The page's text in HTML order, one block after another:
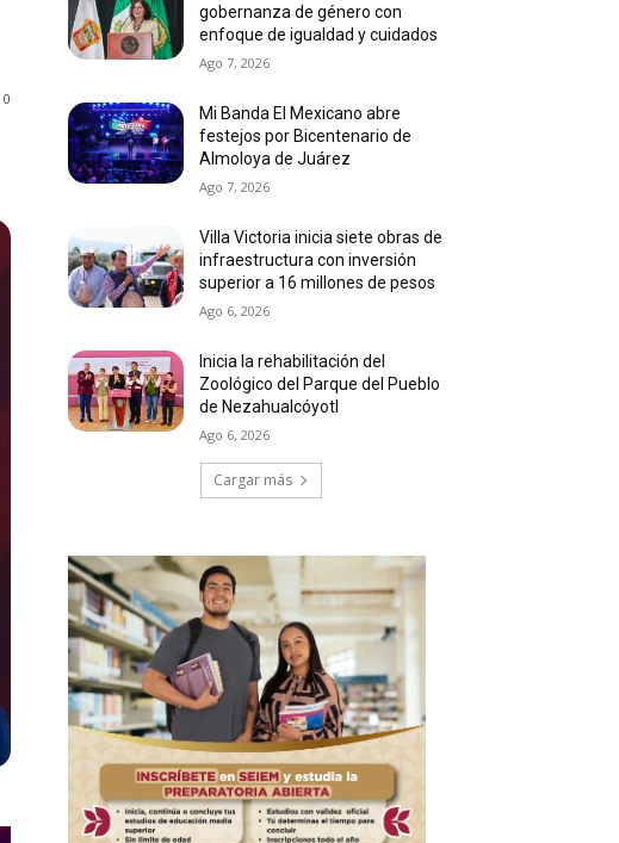
0
gobernanza de género con
enfoque de igualdad y cuidados
Ago 7, 2026
Mi Banda El Mexicano abre
festejos por Bicentenario de
Almoloya de Juárez
Ago 7, 2026
Villa Victoria inicia siete obras de
infraestructura con inversión
superior a 16 millones de pesos
Ago 6, 2026
Inicia la rehabilitación del
Zoológico del Parque del Pueblo
de Nezahualcóyotl
Ago 6, 2026
Cargar más